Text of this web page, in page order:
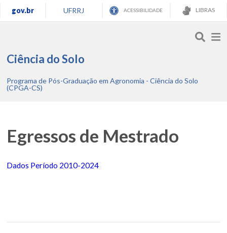
gov.br UFRRJ ACESSIBILIDADE LIBRAS
Ciência do Solo
Programa de Pós-Graduação em Agronomia - Ciência do Solo
(CPGA-CS)
Egressos de Mestrado
Dados Período 2010-2024